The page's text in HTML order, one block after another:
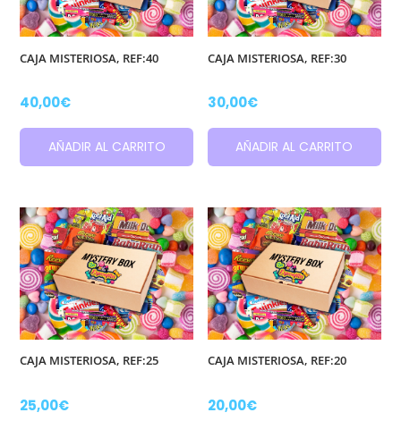
CAJA MISTERIOSA, REF:40
40,00€
AÑADIR AL CARRITO
CAJA MISTERIOSA, REF:30
30,00€
AÑADIR AL CARRITO
CAJA MISTERIOSA, REF:25
25,00€
CAJA MISTERIOSA, REF:20
20,00€